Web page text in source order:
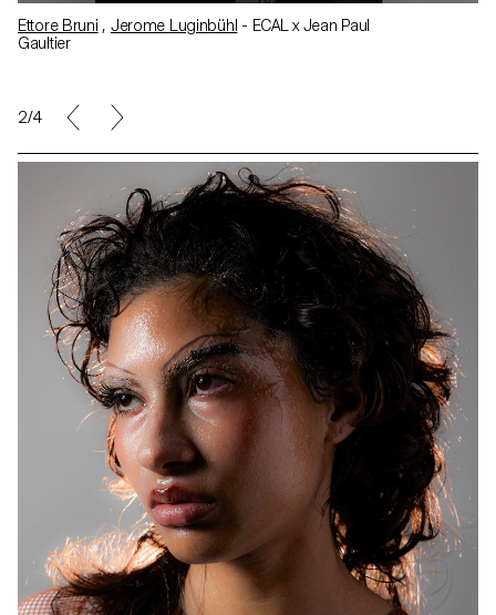
Ettore Bruni , Jerome Luginbühl - ECAL x Jean Paul
Gaultier
2/4